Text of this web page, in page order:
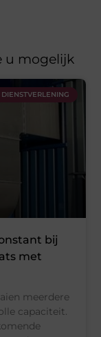
u mogelijk
bij
met
meerdere
capaciteit.